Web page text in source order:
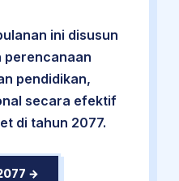
ini disusun
perencanaan
pendidikan,
secara efektif
di tahun 2077.
→